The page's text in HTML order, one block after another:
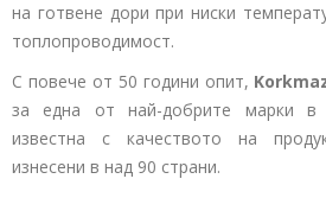
на готвене дори при ниски
топлопроводимост.
С повече от 50 години опит,
за една от най-добрите марки в
известна с качеството на
изнесени в над 90 страни.